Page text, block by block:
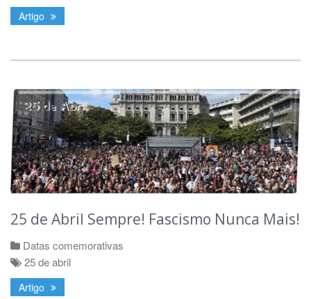
Artigo
25 de Abril Sempre! Fascismo Nunca Mais!
Datas comemorativas
25 de abril
Artigo